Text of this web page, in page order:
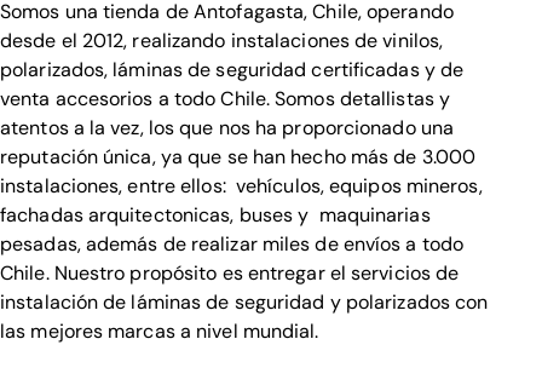
Somos una tienda de Antofagasta, Chile, operando
desde el 2012, realizando instalaciones de vinilos,
polarizados, láminas de seguridad certificadas y de
venta accesorios a todo Chile. Somos detallistas y
atentos a la vez, los que nos ha proporcionado una
reputación única, ya que se han hecho más de 3.000
instalaciones, entre ellos: vehículos, equipos mineros,
fachadas arquitectonicas, buses y maquinarias
pesadas, además de realizar miles de envíos a todo
Chile. Nuestro propósito es entregar el servicios de
instalación de láminas de seguridad y polarizados con
las mejores marcas a nivel mundial.